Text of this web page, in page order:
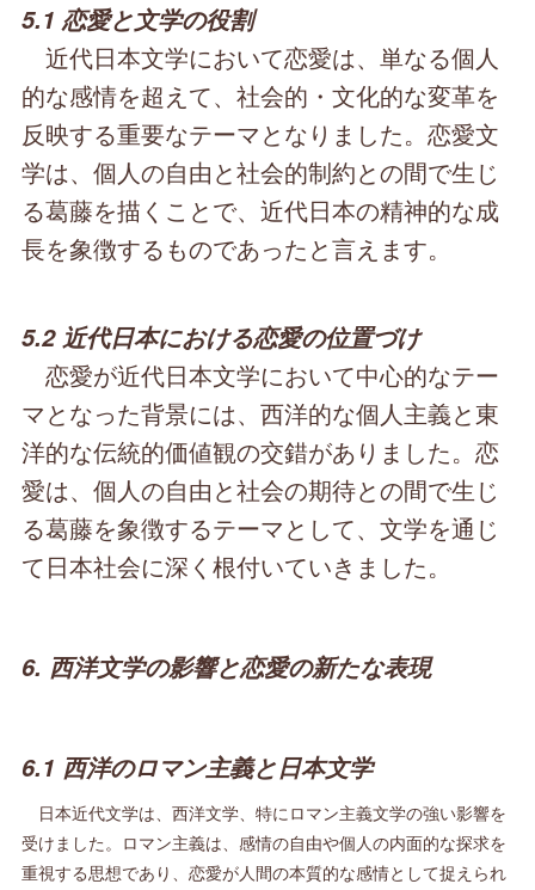
5.1 恋愛と文学の役割
近代日本文学において恋愛は、単なる個人
的な感情を超えて、社会的・文化的な変革を
反映する重要なテーマとなりました。恋愛文
学は、個人の自由と社会的制約との間で生じ
る葛藤を描くことで、近代日本の精神的な成
長を象徴するものであったと言えます。
5.2 近代日本における恋愛の位置づけ
恋愛が近代日本文学において中心的なテー
マとなった背景には、西洋的な個人主義と東
洋的な伝統的価値観の交錯がありました。恋
愛は、個人の自由と社会の期待との間で生じ
る葛藤を象徴するテーマとして、文学を通じ
て日本社会に深く根付いていきました。
6. 西洋文学の影響と恋愛の新たな表現
6.1 西洋のロマン主義と日本文学
日本近代文学は、西洋文学、特にロマン主義文学の強い影響を
受けました。ロマン主義は、感情の自由や個人の内面的な探求を
重視する思想であり、恋愛が人間の本質的な感情として捉えられ